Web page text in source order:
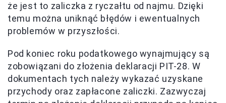
że jest to zaliczka z ryczałtu od najmu. Dzięki
temu można uniknąć błędów i ewentualnych
problemów w przyszłości.
Pod koniec roku podatkowego wynajmujący są
zobowiązani do złożenia deklaracji PIT-28. W
dokumentach tych należy wykazać uzyskane
przychody oraz zapłacone zaliczki. Zazwyczaj